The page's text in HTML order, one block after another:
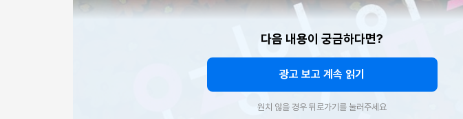
다음 내용이 궁금하다면?
광고 보고 계속 읽기
원치 않을 경우 뒤로가기를 눌러주세요